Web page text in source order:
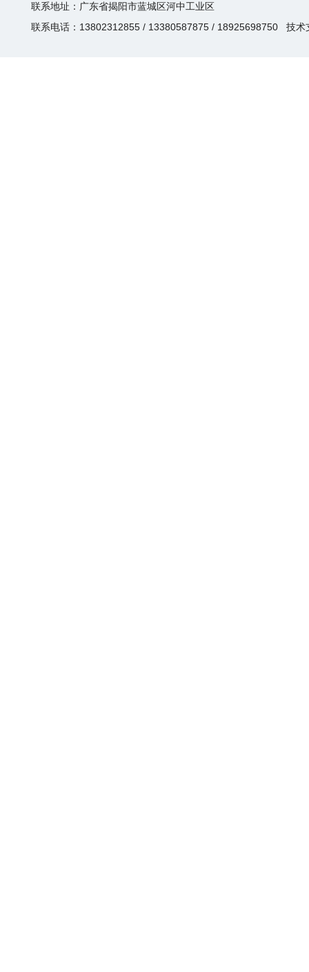
联系地址：广东省揭阳市蓝城区河中工业区
联系电话：13802312855 / 13380587875 / 18925698750 技术